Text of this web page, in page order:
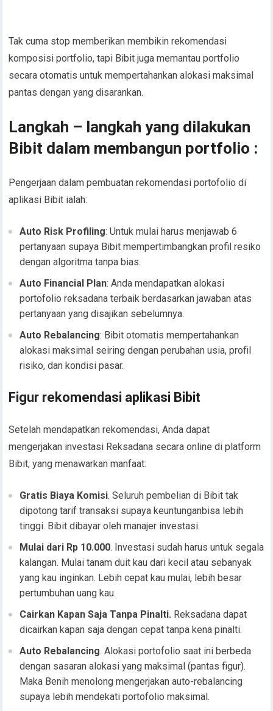
Tak cuma stop memberikan membikin rekomendasi
komposisi portfolio, tapi Bibit juga memantau portfolio
secara otomatis untuk mempertahankan alokasi maksimal
pantas dengan yang disarankan.
Langkah – langkah yang dilakukan
Bibit dalam membangun portfolio :
Pengerjaan dalam pembuatan rekomendasi portofolio di
aplikasi Bibit ialah:
Auto Risk Profiling: Untuk mulai harus menjawab 6
pertanyaan supaya Bibit mempertimbangkan profil resiko
dengan algoritma tanpa bias.
Auto Financial Plan: Anda mendapatkan alokasi
portofolio reksadana terbaik berdasarkan jawaban atas
pertanyaan yang disajikan sebelumnya.
Auto Rebalancing: Bibit otomatis mempertahankan
alokasi maksimal seiring dengan perubahan usia, profil
risiko, dan kondisi pasar.
Figur rekomendasi aplikasi Bibit
Setelah mendapatkan rekomendasi, Anda dapat
mengerjakan investasi Reksadana secara online di platform
Bibit, yang menawarkan manfaat:
Gratis Biaya Komisi. Seluruh pembelian di Bibit tak
dipotong tarif transaksi supaya keuntunganbisa lebih
tinggi. Bibit dibayar oleh manajer investasi.
Mulai dari Rp 10.000. Investasi sudah harus untuk segala
kalangan. Mulai tanam duit kau dari kecil atau sebanyak
yang kau inginkan. Lebih cepat kau mulai, lebih besar
pertumbuhan uang kau.
Cairkan Kapan Saja Tanpa Pinalti. Reksadana dapat
dicairkan kapan saja dengan cepat tanpa kena pinalti.
Auto Rebalancing. Alokasi portofolio saat ini berbeda
dengan sasaran alokasi yang maksimal (pantas figur).
Maka Benih menolong mengerjakan auto-rebalancing
supaya lebih mendekati portofolio maksimal.